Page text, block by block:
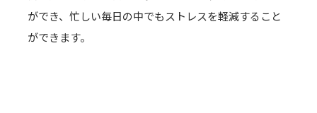
ができ、忙しい毎日の中でもストレスを軽減すること
ができます。